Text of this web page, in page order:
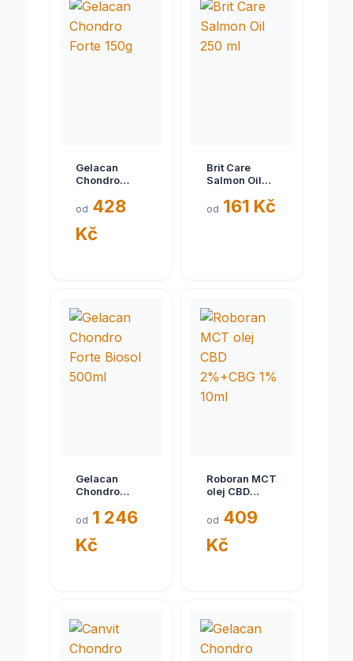
Gelacan
Chondro
od 428
Kč
Brit Care
Salmon Oil
od 161 Kč
Gelacan
Chondro
500ml
od 1 246
Kč
Roboran MCT
olej CBD
10ml
od 409
Kč